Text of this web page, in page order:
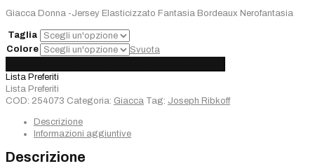
€278,00.€222,40.
Giacca Donna -Jersey Elasticizzato Fantasia Bordeaux Nerofantasia
Taglia
Colore
Svuota
Joseph
Ribkoff
quantità
Lista Preferiti
Lista Preferiti
COD: 254073 Categoria: Giacca Tag: Joseph Ribkoff
Descrizione
Informazioni aggiuntive
Descrizione